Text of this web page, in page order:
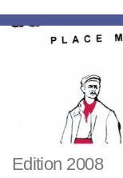
Edition 2008